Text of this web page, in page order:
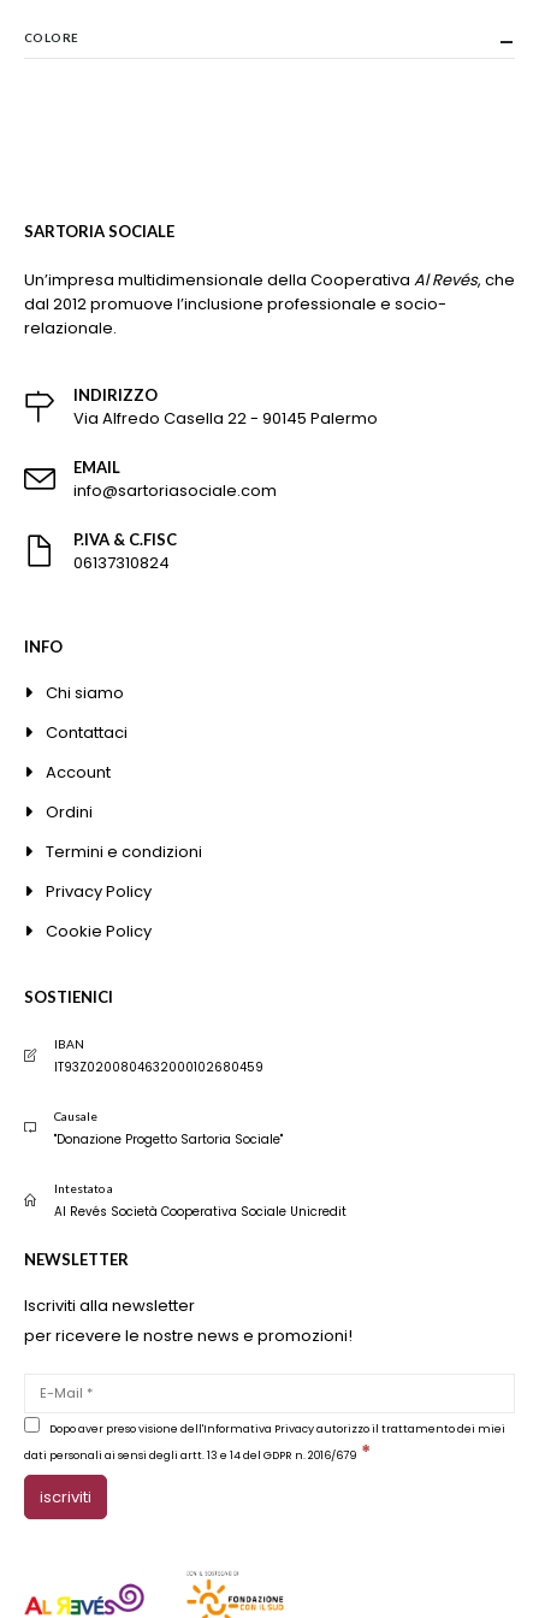
COLORE
SARTORIA SOCIALE
Un’impresa multidimensionale della Cooperativa Al Revés, che
dal 2012 promuove l’inclusione professionale e socio-
relazionale.
INDIRIZZO
Via Alfredo Casella 22 - 90145 Palermo
EMAIL
info@sartoriasociale.com
P.IVA & C.FISC
06137310824
INFO
Chi siamo
Contattaci
Account
Ordini
Termini e condizioni
Privacy Policy
Cookie Policy
SOSTIENICI
IBAN
IT93Z0200804632000102680459
Causale
"Donazione Progetto Sartoria Sociale"
Intestato a
Al Revés Società Cooperativa Sociale Unicredit
NEWSLETTER
Iscriviti alla newsletter
per ricevere le nostre news e promozioni!
Dopo aver preso visione dell'Informativa Privacy autorizzo il trattamento dei miei
dati personali ai sensi degli artt. 13 e 14 del GDPR n. 2016/679 *